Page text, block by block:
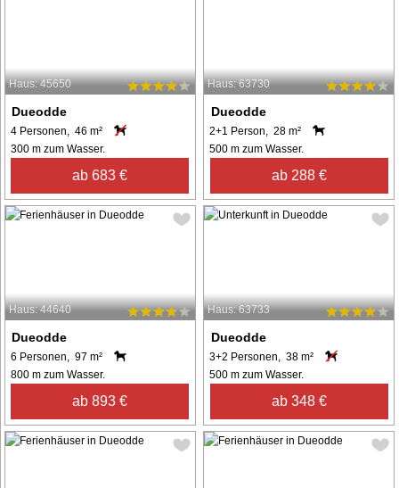
Haus: 45650
Dueodde
4 Personen, 46 m²
300 m zum Wasser.
ab 683 €
Haus: 63730
Dueodde
2+1 Person, 28 m²
500 m zum Wasser.
ab 288 €
Haus: 44640
Dueodde
6 Personen, 97 m²
800 m zum Wasser.
ab 893 €
Haus: 63733
Dueodde
3+2 Personen, 38 m²
500 m zum Wasser.
ab 348 €